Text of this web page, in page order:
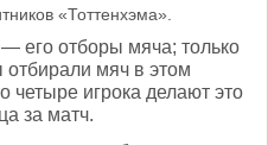
«Тоттенхэма».
его отборы мяча; только
мяч в этом
четыре игрока делают это
за матч.